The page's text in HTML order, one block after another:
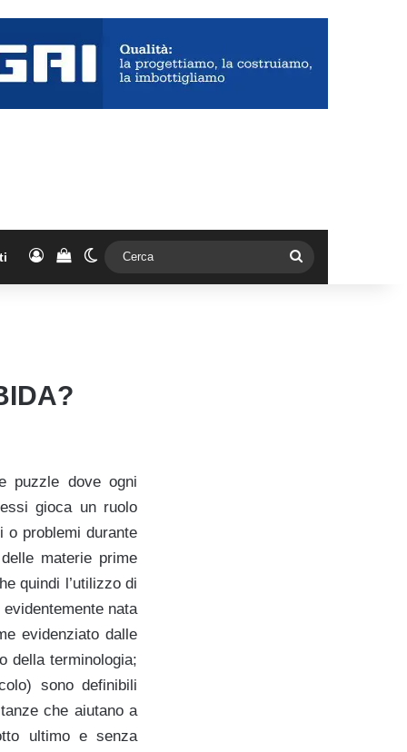
AccediVedi il carrello
Cambia aspetto
puzzle dove ogni
gioca un ruolo
o problemi durante
materie prime
quindi l’utilizzo di
nata
evidenziato dalle
della terminologia;
sono definibili
che aiutano a
ultimo e senza